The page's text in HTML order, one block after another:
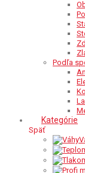
Podľa
Kategórie
Späť